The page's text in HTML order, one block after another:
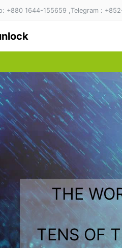
+880 1644-155659 ,Telegram :
THE
TENS OF